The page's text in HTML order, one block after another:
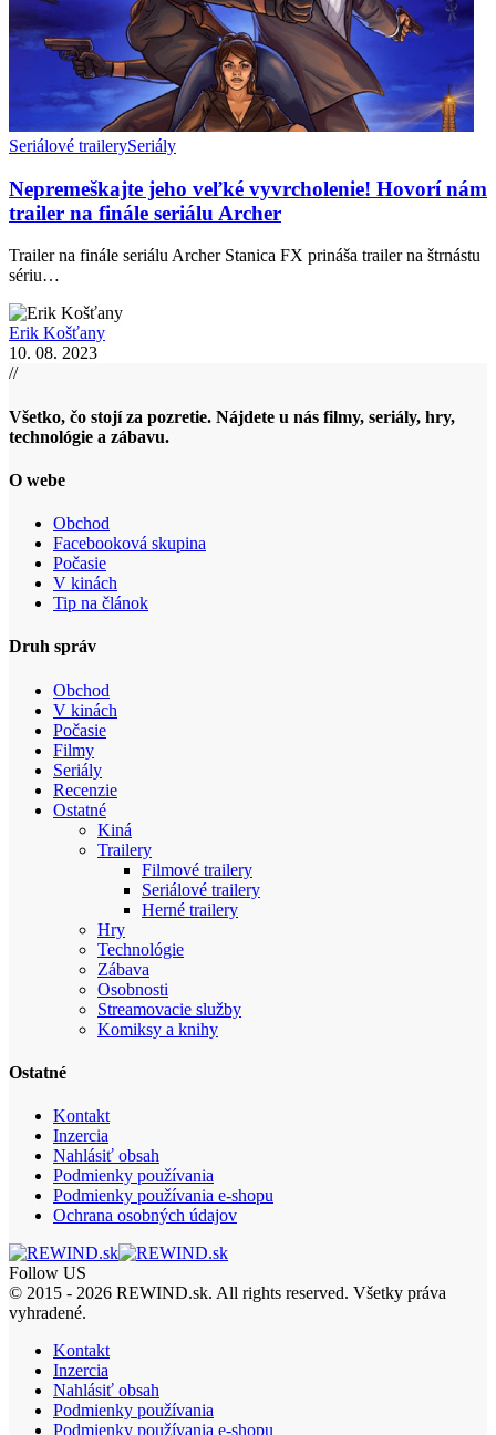
Seriálové trailerySeriály
Nepremeškajte jeho veľké vyvrcholenie! Hovorí nám
trailer na finále seriálu Archer
Trailer na finále seriálu Archer Stanica FX prináša trailer na štrnástu
sériu…
Erik Košťany
10. 08. 2023
//
Všetko, čo stojí za pozretie. Nájdete u nás filmy, seriály, hry,
technológie a zábavu.
O webe
Obchod
Facebooková skupina
Počasie
V kinách
Tip na článok
Druh správ
Obchod
V kinách
Počasie
Filmy
Seriály
Recenzie
Ostatné
Kiná
Trailery
Filmové trailery
Seriálové trailery
Herné trailery
Hry
Technológie
Zábava
Osobnosti
Streamovacie služby
Komiksy a knihy
Ostatné
Kontakt
Inzercia
Nahlásiť obsah
Podmienky používania
Podmienky používania e-shopu
Ochrana osobných údajov
Follow US
© 2015 - 2026 REWIND.sk. All rights reserved. Všetky práva
vyhradené.
Kontakt
Inzercia
Nahlásiť obsah
Podmienky používania
Podmienky používania e-shopu